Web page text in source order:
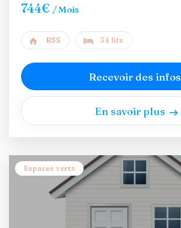
744€ / Mois
RSS 34 lits
Recevoir des infos
En savoir plus
Espaces verts